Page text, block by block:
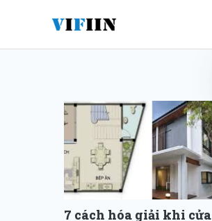
7 cách hóa giải khi cửa